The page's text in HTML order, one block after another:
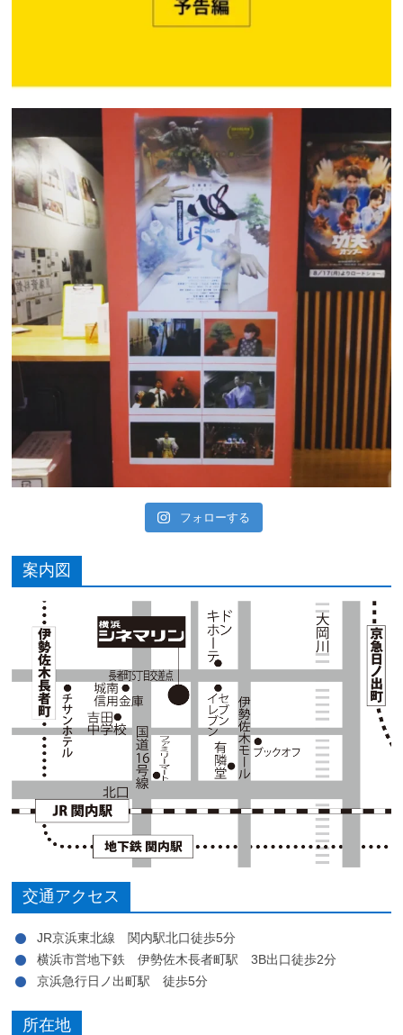
フォローする
案内図
交通アクセス
JR京浜東北線 関内駅北口徒歩5分
横浜市営地下鉄 伊勢佐木長者町駅 3B出口徒歩2分
京浜急行日ノ出町駅 徒歩5分
所在地